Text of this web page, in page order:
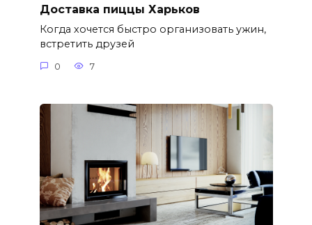
Доставка пиццы Харьков
Когда хочется быстро организовать ужин,
встретить друзей
0 7